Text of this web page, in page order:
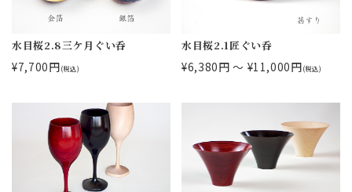
水目桜2.8三ケ月ぐい呑
¥7,700円(税込)
水目桜2.1匠ぐい呑
¥6,380円 ～ ¥11,000円(税込)